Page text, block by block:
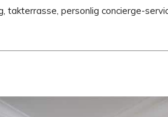
takterrasse, personlig concierge-